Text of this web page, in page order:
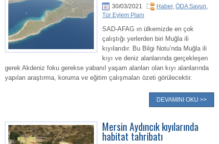
30/03/2021 Haber, ÖDA Savun
Tür Eylem Planı
SAD-AFAG ın ülkemizde en çok
çalıştığı yerlerden biri Muğla ili
kıyılarıdır. Bu Bilgi Notu’nda Muğla ili
kıyı ve deniz alanlarında gerçekleşen
gerek Akdeniz foku gerekse yabanıl yaşam alanları olan kıyı alanlarında
yapılan araştırma, koruma ve eğitim çalışmaları özeti görülecektir.
DEVAMINI OKU >>
Mersin Aydıncık kıyılarında
habitat tahribatı